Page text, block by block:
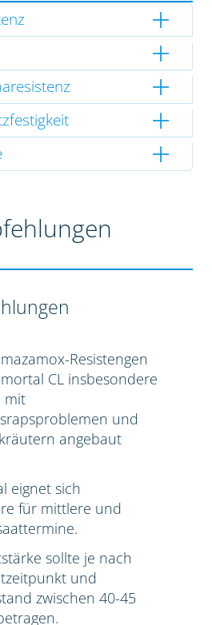
Resistengen
CL insbesondere
mit
und
angebaut
eignet sich
für mittlere und
sollte je nach
und
zwischen 40-45